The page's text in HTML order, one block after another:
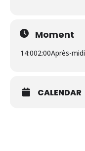
Moment
14:002:00Après-midi
CALENDAR